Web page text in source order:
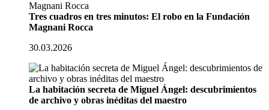
Tres cuadros en tres minutos: El robo en la Fundación
Magnani Rocca
30.03.2026
La habitación secreta de Miguel Ángel: descubrimientos
de archivo y obras inéditas del maestro